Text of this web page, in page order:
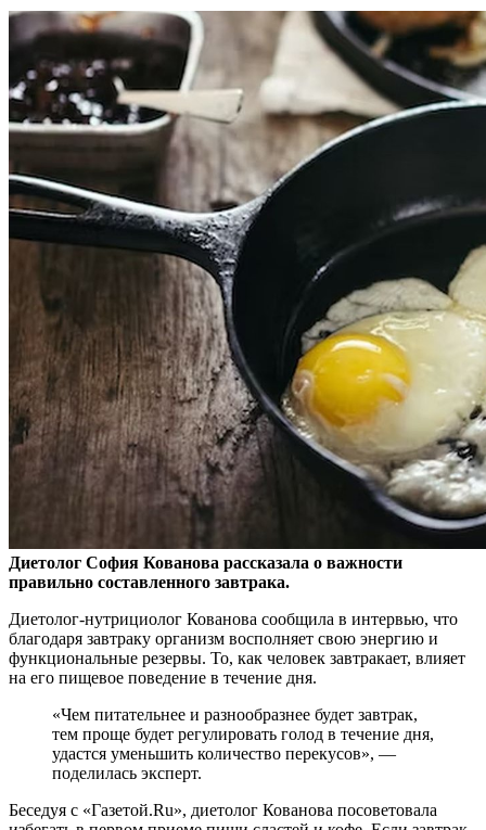
Диетолог София Кованова рассказала о важности
правильно составленного завтрака.
Диетолог-нутрициолог Кованова сообщила в интервью, что
благодаря завтраку организм восполняет свою энергию и
функциональные резервы. То, как человек завтракает, влияет
на его пищевое поведение в течение дня.
«Чем питательнее и разнообразнее будет завтрак,
тем проще будет регулировать голод в течение дня,
удастся уменьшить количество перекусов», —
поделилась эксперт.
Беседуя с «Газетой.Ru», диетолог Кованова посоветовала